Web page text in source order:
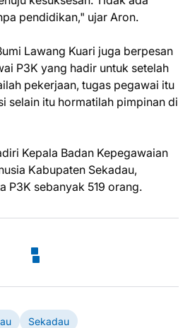
pendidikan," ujar Aron.
Lawang Kuari juga berpesan
P3K yang hadir untuk setelah
pekerjaan, tugas pegawai itu
selain itu hormatilah pimpinan di
Kepala Badan Kepegawaian
Kabupaten Sekadau,
P3K sebanyak 519 orang.
Sekadau